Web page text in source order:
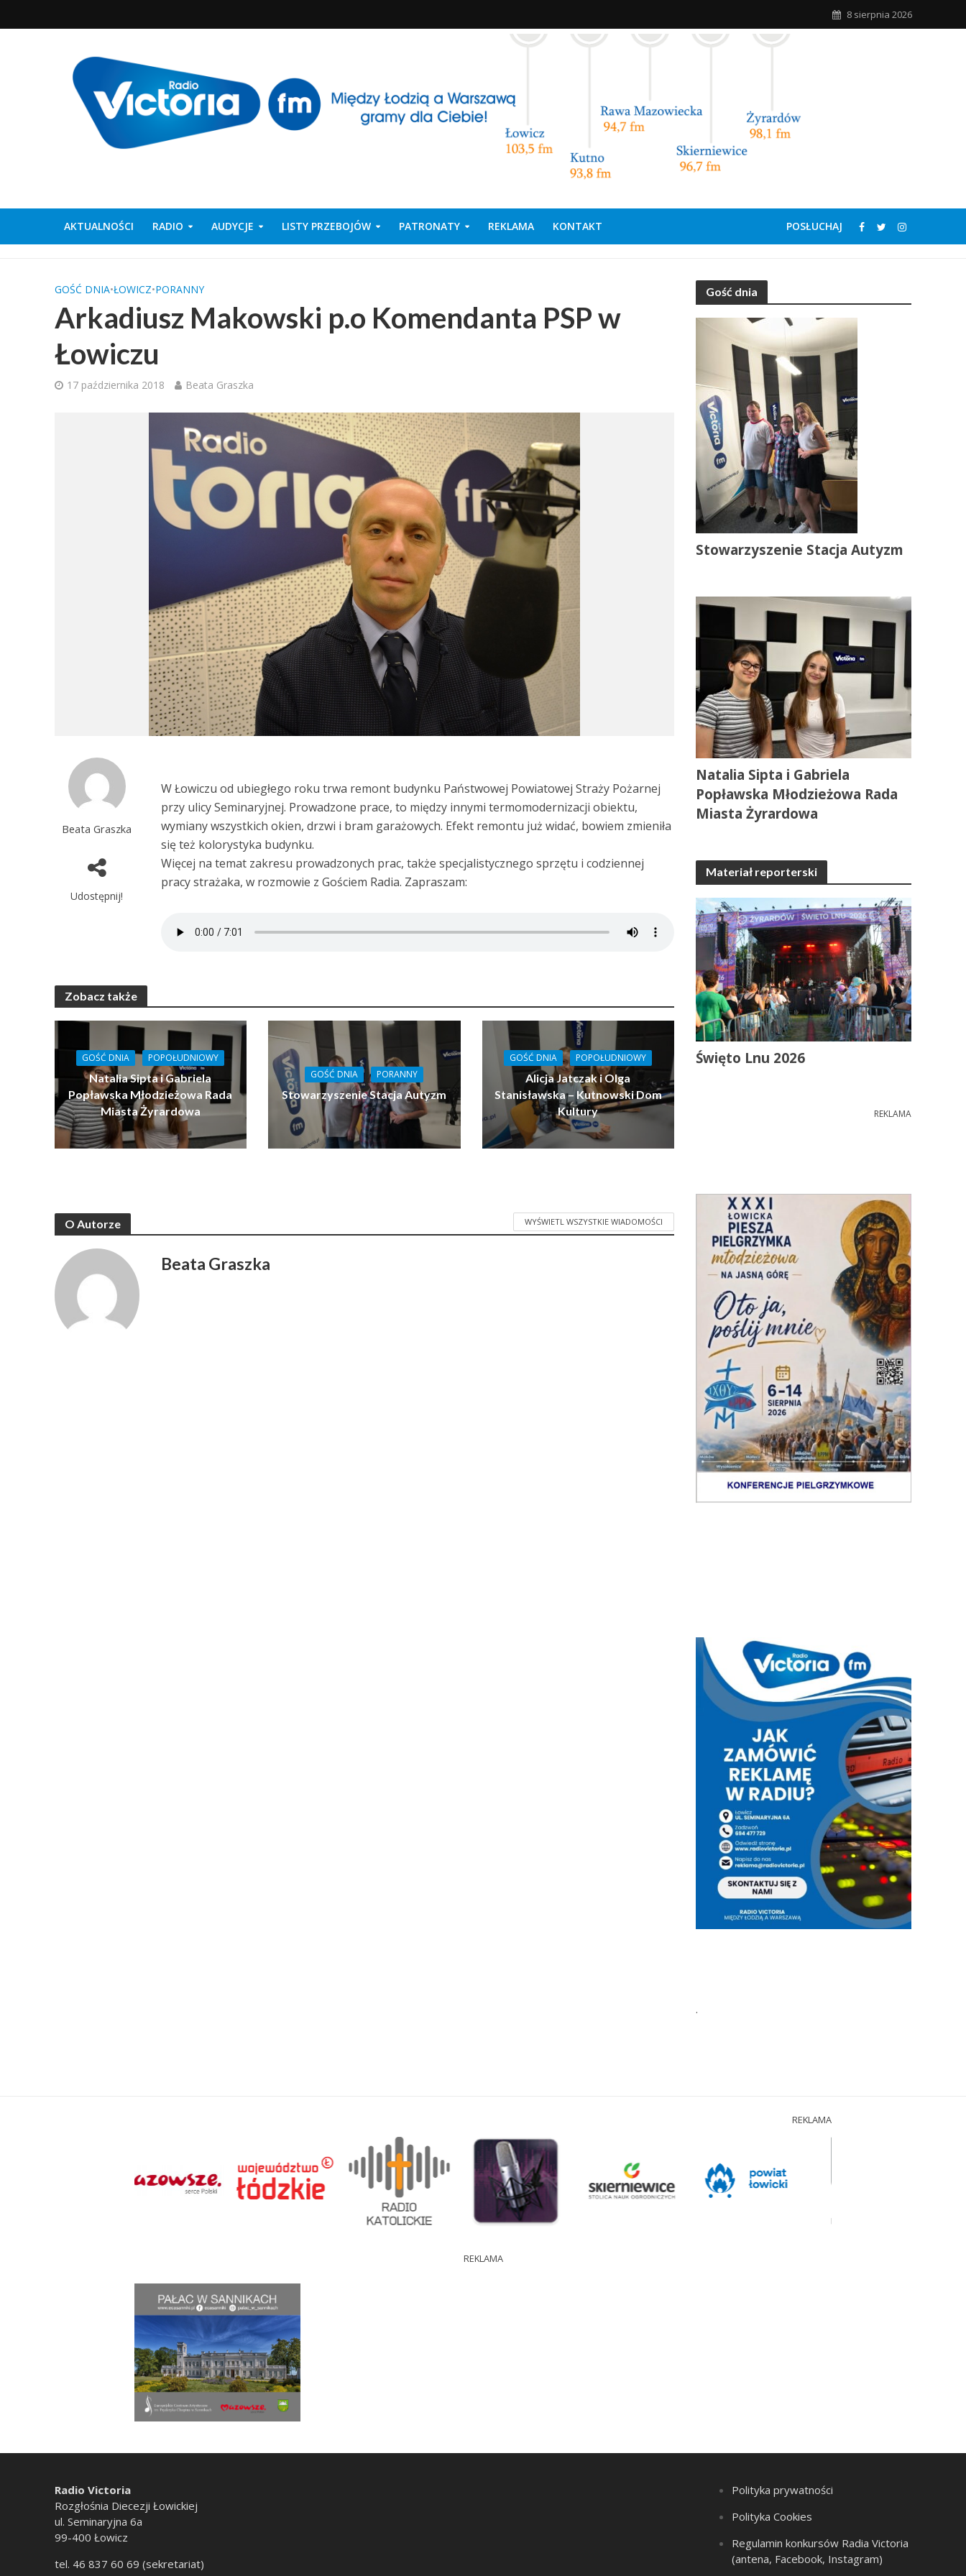
8 sierpnia 2026
AKTUALNOŚCI RADIO AUDYCJE LISTY PRZEBOJÓW PATRONATY REKLAMA KONTAKT POSŁUCHAJ
GOŚĆ DNIA•ŁOWICZ•PORANNY
Arkadiusz Makowski p.o Komendanta PSP w
Łowiczu
17 października 2018 Beata Graszka
Beata Graszka
Udostępnij!
W Łowiczu od ubiegłego roku trwa remont budynku Państwowej Powiatowej Straży Pożarnej
przy ulicy Seminaryjnej. Prowadzone prace, to między innymi termomodernizacji obiektu,
wymiany wszystkich okien, drzwi i bram garażowych. Efekt remontu już widać, bowiem zmieniła
się też kolorystyka budynku.
Więcej na temat zakresu prowadzonych prac, także specjalistycznego sprzętu i codziennej
pracy strażaka, w rozmowie z Gościem Radia. Zapraszam:
Zobacz także
GOŚĆ DNIA POPOŁUDNIOWY
Natalia Sipta i Gabriela
Popławska Młodzieżowa Rada
Miasta Żyrardowa
GOŚĆ DNIA PORANNY
Stowarzyszenie Stacja Autyzm
GOŚĆ DNIA POPOŁUDNIOWY
Alicja Jatczak i Olga
Stanisławska – Kutnowski Dom
Kultury
O Autorze WYŚWIETL WSZYSTKIE WIADOMOŚCI
Beata Graszka
Gość dnia
Stowarzyszenie Stacja Autyzm
Natalia Sipta i Gabriela
Popławska Młodzieżowa Rada
Miasta Żyrardowa
Materiał reporterski
Święto Lnu 2026
REKLAMA
.
REKLAMA
REKLAMA
Radio Victoria
Rozgłośnia Diecezji Łowickiej
ul. Seminaryjna 6a
99-400 Łowicz
tel. 46 837 60 69 (sekretariat)
Polityka prywatności
Polityka Cookies
Regulamin konkursów Radia Victoria
(antena, Facebook, Instagram)